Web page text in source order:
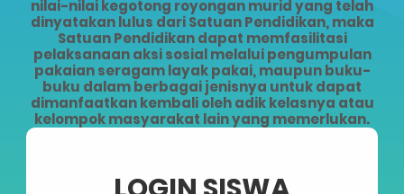
nilai-nilai kegotong royongan murid yang telah
dinyatakan lulus dari Satuan Pendidikan, maka
Satuan Pendidikan dapat memfasilitasi
pelaksanaan aksi sosial melalui pengumpulan
pakaian seragam layak pakai, maupun buku-
buku dalam berbagai jenisnya untuk dapat
dimanfaatkan kembali oleh adik kelasnya atau
kelompok masyarakat lain yang memerlukan.